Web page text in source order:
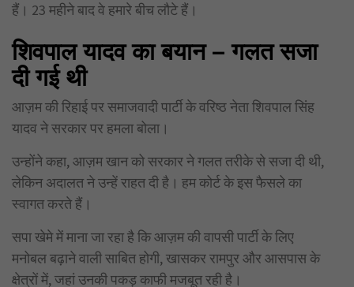
हैं। 23 महीने बाद वे हमारे बीच लौटे हैं।
शिवपाल यादव का बयान – गलत सजा
दी गई थी
आज़म की रिहाई पर समाजवादी पार्टी के वरिष्ठ नेता शिवपाल सिंह
यादव ने सरकार पर हमला बोला।
उन्होंने कहा, आज़म खान को सरकार ने गलत तरीके से सजा दी थी,
लेकिन अदालत ने उन्हें राहत दी है। हम कोर्ट के इस फैसले का
स्वागत करते हैं।
सपा खेमे में माना जा रहा है कि आज़म की वापसी पार्टी के लिए
मनोबल बढ़ाने वाली साबित होगी, खासकर रामपुर और आसपास के
क्षेत्रों में, जहां उनकी पकड़ काफी मजबूत रही है।